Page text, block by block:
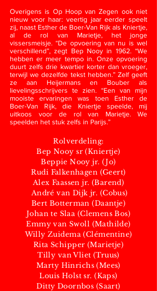
Overigens is Op Hoop van Zegen ook niet
nieuw voor haar: veertig jaar eerder speelt
zij, naast Esther de Boer-Van Rijk als Kniertje,
al de rol van Marietje, het jonge
vissersmeisje. “De opvoering van nu is wel
verschillend”, zegt Bep Nooy in 1962. “We
hebben er meer tempo in. Onze opvoering
duurt zelfs drie kwartier korter dan vroeger,
terwijl we dezelfde tekst hebben.” Zelf geeft
ze aan Heijermans en Bouber als
lievelingsschrijvers te zien. “Een van mijn
mooiste ervaringen was toen Esther de
Boer-Van Rijk, die Kniertje speelde, mij
uitkoos voor de rol van Marietje. We
speelden het stuk zelfs in Parijs.”
Rolverdeling:​
Bep Nooy sr (Kniertje)
Beppie Nooy jr. (Jo)
Rudi Falkenhagen (Geert)
Alex Faassen jr. (Barend)
André van Dijk jr. (Cobus)
Bert Botterman (Daantje)
Johan te Slaa (Clemens Bos)
Emmy van Swoll (Mathilde)
Willy Zuidema (Clémentine)
Rita Schipper (Marietje)
Tilly van Vliet (Truus)
Marty Hinrichs (Mees)
Louis Holst sr. (Kaps)
Ditty Doornbos (Saart)